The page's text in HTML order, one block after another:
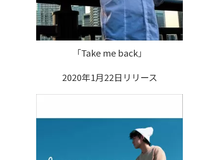
「Take me back」
2020年1月22日リリース